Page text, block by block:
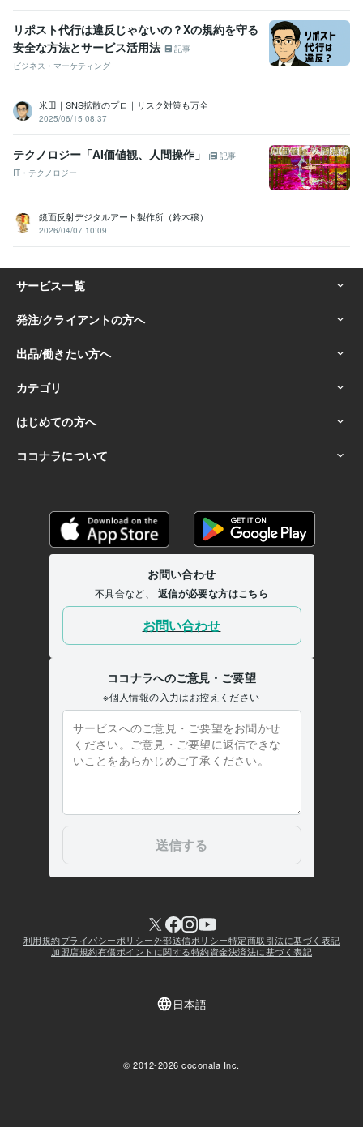
リポスト代行は違反じゃないの？Xの規約を守る
安全な方法とサービス活用法
記事
ビジネス・マーケティング
米田｜SNS拡散のプロ｜リスク対策も万全
2025/06/15 08:37
テクノロジー「AI価値観、人間操作」
記事
IT・テクノロジー
鏡面反射デジタルアート製作所（鈴木穣）
2026/04/07 10:09